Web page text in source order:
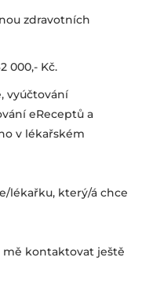
zdravotních
000,- Kč.
vyúčtování
eReceptů a
v lékařském
lékařku, který/á chce
mě kontaktovat ještě